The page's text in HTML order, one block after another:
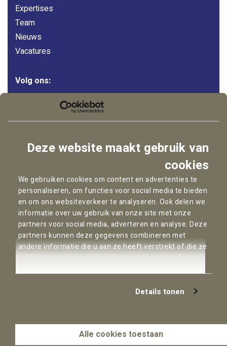
Deze website maakt gebruik van
cookies
We gebruiken cookies om content en advertenties te
personaliseren, om functies voor social media te bieden
en om ons websiteverkeer te analyseren. Ook delen we
informatie over uw gebruik van onze site met onze
partners voor social media, adverteren en analyse. Deze
partners kunnen deze gegevens combineren met
andere informatie die u aan ze heeft verstrekt of die ze
hebben verzameld op basis van uw gebruik van hun
Details tonen
Alle cookies toestaan
Expertises
Team
Nieuws
Vacatures
Volg ons:
YouTube
Copyright © 2026Pallas Advocaten
Privacybeleid
Cookie statement
Algemene Voorwaarden
Disclaimer
AI-Beleid
wij geen stichting derdengelden hebben